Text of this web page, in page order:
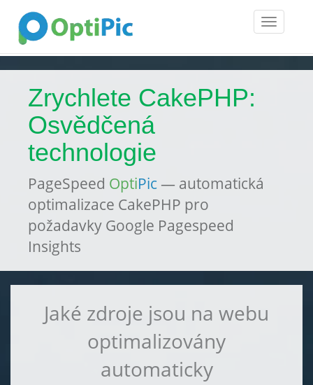
Toggle
Zrychlete CakePHP:
Osvědčená
technologie
PageSpeed OptiPic — automatická
optimalizace CakePHP pro
požadavky Google Pagespeed
Insights
Jaké zdroje jsou na webu
optimalizovány
automaticky